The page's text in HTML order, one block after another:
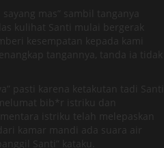
mas” sambil tanganya
kulihat Santi mulai bergerak
kesempatan kepada kami
tangannya, tanda ia tidak
pasti karena ketakutan tadi Santi
bib*r istriku dan
istriku telah melepaskan
kamar mandi ada suara air
Santi” kataku.